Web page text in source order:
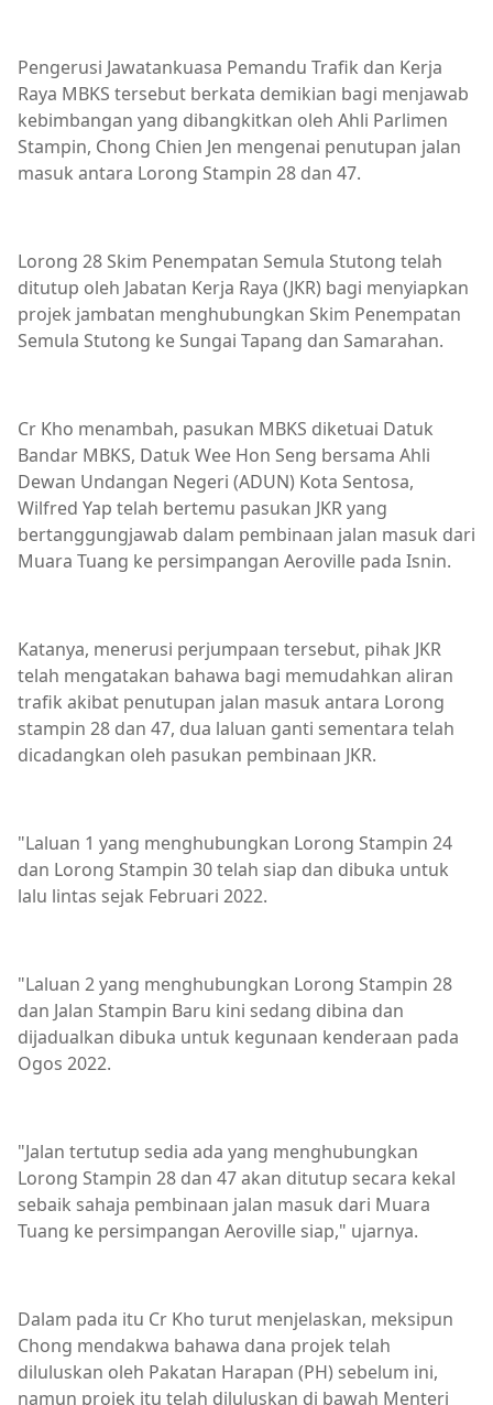
Pengerusi Jawatankuasa Pemandu Trafik dan Kerja
Raya MBKS tersebut berkata demikian bagi menjawab
kebimbangan yang dibangkitkan oleh Ahli Parlimen
Stampin, Chong Chien Jen mengenai penutupan jalan
masuk antara Lorong Stampin 28 dan 47.
Lorong 28 Skim Penempatan Semula Stutong telah
ditutup oleh Jabatan Kerja Raya (JKR) bagi menyiapkan
projek jambatan menghubungkan Skim Penempatan
Semula Stutong ke Sungai Tapang dan Samarahan.
Cr Kho menambah, pasukan MBKS diketuai Datuk
Bandar MBKS, Datuk Wee Hon Seng bersama Ahli
Dewan Undangan Negeri (ADUN) Kota Sentosa,
Wilfred Yap telah bertemu pasukan JKR yang
bertanggungjawab dalam pembinaan jalan masuk dari
Muara Tuang ke persimpangan Aeroville pada Isnin.
Katanya, menerusi perjumpaan tersebut, pihak JKR
telah mengatakan bahawa bagi memudahkan aliran
trafik akibat penutupan jalan masuk antara Lorong
stampin 28 dan 47, dua laluan ganti sementara telah
dicadangkan oleh pasukan pembinaan JKR.
"Laluan 1 yang menghubungkan Lorong Stampin 24
dan Lorong Stampin 30 telah siap dan dibuka untuk
lalu lintas sejak Februari 2022.
"Laluan 2 yang menghubungkan Lorong Stampin 28
dan Jalan Stampin Baru kini sedang dibina dan
dijadualkan dibuka untuk kegunaan kenderaan pada
Ogos 2022.
"Jalan tertutup sedia ada yang menghubungkan
Lorong Stampin 28 dan 47 akan ditutup secara kekal
sebaik sahaja pembinaan jalan masuk dari Muara
Tuang ke persimpangan Aeroville siap," ujarnya.
Dalam pada itu Cr Kho turut menjelaskan, meksipun
Chong mendakwa bahawa dana projek telah
diluluskan oleh Pakatan Harapan (PH) sebelum ini,
namun projek itu telah diluluskan di bawah Menteri